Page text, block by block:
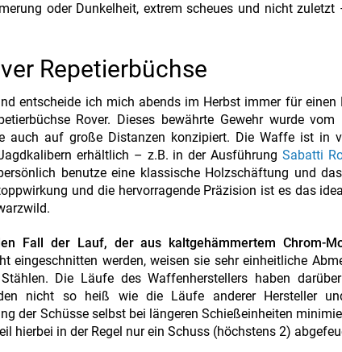
oder Dunkelheit, extrem scheues und nicht
Repetierbüchse
entscheide ich mich abends im Herbst immer für einen
Rover. Dieses bewährte Gewehr wurde vom
auch auf große Distanzen konzipiert. Die Waffe ist in
erhältlich – z.B. in der AusführungSabatti
benutze eine klassische Holzschäftung und das
und die hervorragende Präzision ist es das
Fall der Lauf, der aus kaltgehämmertem Chrom-
eingeschnitten werden, weisen sie sehr einheitliche
Die Läufe des Waffenherstellers haben
nicht so heiß wie die Läufe anderer Hersteller
der Schüsse selbst bei längeren Schießeinheiten
hierbei in der Regel nur ein Schuss (höchstens 2)